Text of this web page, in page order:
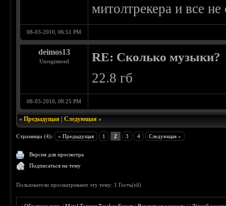
митолтрекера и все
08-03-2010, 06:51 PM
deimos13
Unregistered RE: Сколько музыки?
22.8 гб
08-03-2010, 08:25 PM
«Предыдущая |Следующая »
Страницы (4): « Предыдущая 1 2 3 4 Следующая »
Версия для просмотра
Подписаться на тему
Пользователи просматривают эту тему: 1 Гость(ей)